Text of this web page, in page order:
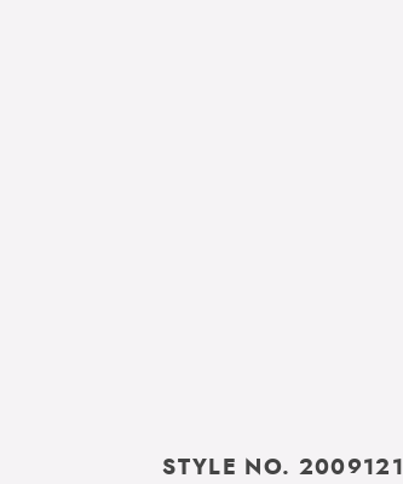
STYLE NO.